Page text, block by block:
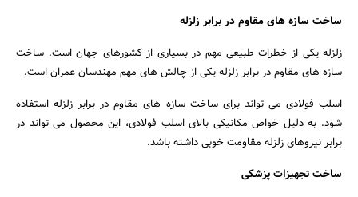
ساخت سازه های مقاوم در برابر زلزله
زلزله یکی از خطرات طبیعی مهم در بسیاری از کشورهای جهان است. ساخت
سازه های مقاوم در برابر زلزله یکی از چالش های مهم مهندسان عمران است.
اسلب فولادی می تواند برای ساخت سازه های مقاوم در برابر زلزله استفاده
شود. به دلیل خواص مکانیکی بالای اسلب فولادی، این محصول می تواند در
برابر نیروهای زلزله مقاومت خوبی داشته باشد.
ساخت تجهیزات پزشکی